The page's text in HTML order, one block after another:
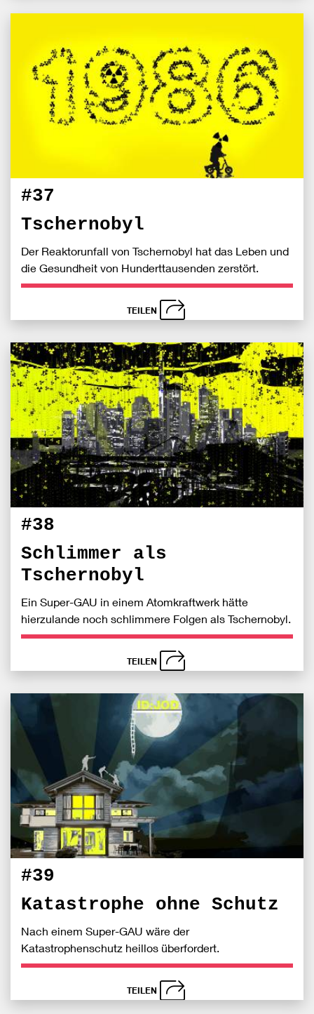
#37
Tschernobyl
Der Reaktorunfall von Tschernobyl hat das Leben und
die Gesundheit von Hunderttausenden zerstört.
TEILEN
schließen
Bei
#38
Schlimmer als
Tschernobyl
Ein Super-GAU in einem Atomkraftwerk hätte
hierzulande noch schlimmere Folgen als Tschernobyl.
TEILEN
schließen
Bei
#39
Katastrophe ohne Schutz
Nach einem Super-GAU wäre der
Katastrophenschutz heillos überfordert.
TEILEN